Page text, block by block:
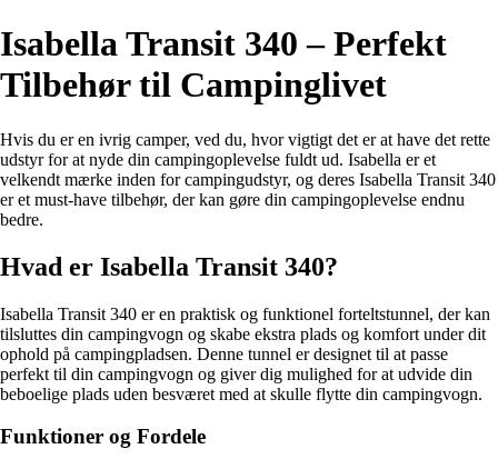
Isabella Transit 340 – Perfekt
Tilbehør til Campinglivet
Hvis du er en ivrig camper, ved du, hvor vigtigt det er at have det rette
udstyr for at nyde din campingoplevelse fuldt ud. Isabella er et
velkendt mærke inden for campingudstyr, og deres Isabella Transit 340
er et must-have tilbehør, der kan gøre din campingoplevelse endnu
bedre.
Hvad er Isabella Transit 340?
Isabella Transit 340 er en praktisk og funktionel forteltstunnel, der kan
tilsluttes din campingvogn og skabe ekstra plads og komfort under dit
ophold på campingpladsen. Denne tunnel er designet til at passe
perfekt til din campingvogn og giver dig mulighed for at udvide din
beboelige plads uden besværet med at skulle flytte din campingvogn.
Funktioner og Fordele